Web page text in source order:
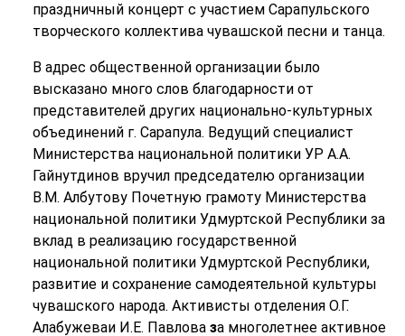
праздничный концерт с участием Сарапульского
творческого коллектива чувашской песни и танца.
В адрес общественной организации было
высказано много слов благодарности от
представителей других национально-культурных
объединений г. Сарапула. Ведущий специалист
Министерства национальной политики УР А.А.
Гайнутдинов вручил председателю организации
В.М. Албутову Почетную грамоту Министерства
национальной политики Удмуртской Республики за
вклад в реализацию государственной
национальной политики Удмуртской Республики,
развитие и сохранение самодеятельной культуры
чувашского народа. Активисты отделения О.Г.
Алабужеваи И.Е. Павловаза многолетнее активное